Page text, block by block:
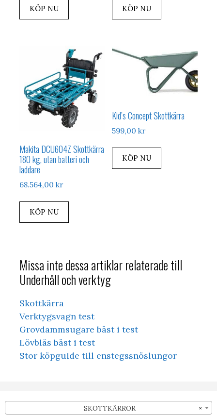
KÖP NU KÖP NU
Makita DCU604Z Skottkärra
180 kg, utan batteri och
laddare
68.564,00 kr
KÖP NU
Kid’s Concept Skottkärra
599,00kr
KÖP NU
Missa inte dessa artiklar relaterade till
Underhåll och verktyg
Skottkärra
Verktygsvagn test
Grovdammsugare bäst i test
Lövblås bäst i test
Stor köpguide till enstegssnöslungor
×
SKOTTKÄRROR